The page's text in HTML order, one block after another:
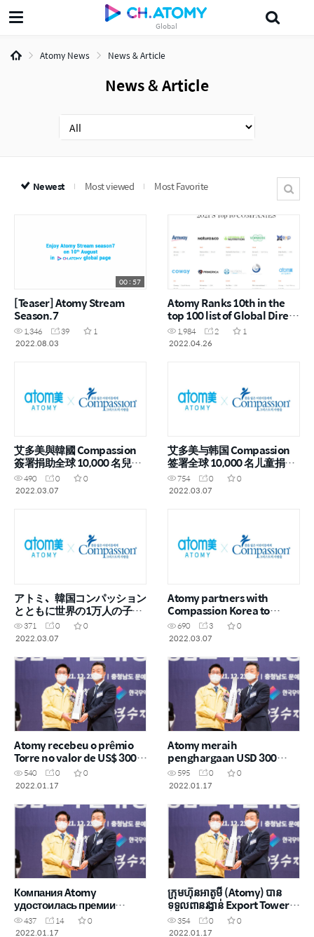
Global
삶의지혜'5분 the인문학' 섀도 다목적세정제
Atomy News News & Article
News & Article
Newest Most viewed Most Favorite
00 : 57
[Teaser] Atomy Stream
Season.7
1,346 39
1
2022.08.03
Atomy Ranks 10th in the
top 100 list of Global Direct
Selling Companies
1,984 2
1
2022.04.26
艾多美與韓國 Compassion
簽署捐助全球 10,000 名兒童
協議
490 0
0
2022.03.07
艾多美与韩国 Compassion
签署全球 10,000 名儿童捐助
协议
754 0
0
2022.03.07
アトミ、韓国コンパッション
とともに世界の1万人の子ど
もを後援するチャイルド・ス
ポンサーシップ協定を締結
371 0
0
2022.03.07
Atomy partners with
Compassion Korea to
sponsor 10,000 children
around the world
690 3
0
2022.03.07
Atomy recebeu o prêmio
Torre no valor de US$ 300
milhões
540 0
0
2022.01.17
Atomy meraih
penghargaan USD 300
million Export Tower
Award
595 0
0
2022.01.17
Компания Atomy
удостоилась премии
Export Tower за
достижение объема
437 14
0
2022.01.17
ក្រុមហ៊ុនអាតូមី (Atomy) បាន
ទទួលពានរង្វាន់ Export Tower
ចំនួន 300 លានដុល្លារអាមេរិក
354 0
0
2022.01.17